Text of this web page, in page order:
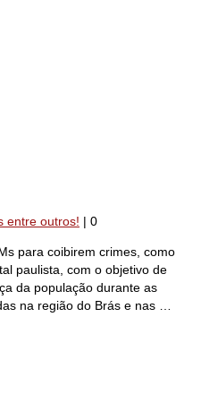
entre outros! | 0
para coibirem crimes, como
paulista, com o objetivo de
da população durante as
na região do Brás e nas …